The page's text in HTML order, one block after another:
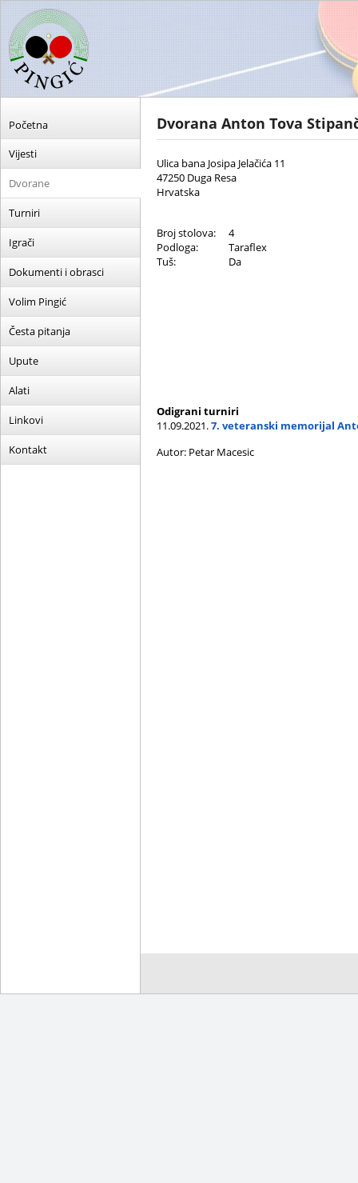
Početna
Vijesti
Dvorane
Turniri
Igrači
Dokumenti i obrasci
Volim Pingić
Česta pitanja
Upute
Alati
Linkovi
Kontakt
Dvorana Anton Tova
Ulica bana Josipa Jelačića 11
47250 Duga Resa
Hrvatska
Broj stolova:
4
Podloga:
Taraflex
Tuš:
Da
Odigrani turniri
11.09.2021.7. veteranski memorijal
Autor: Petar Macesic